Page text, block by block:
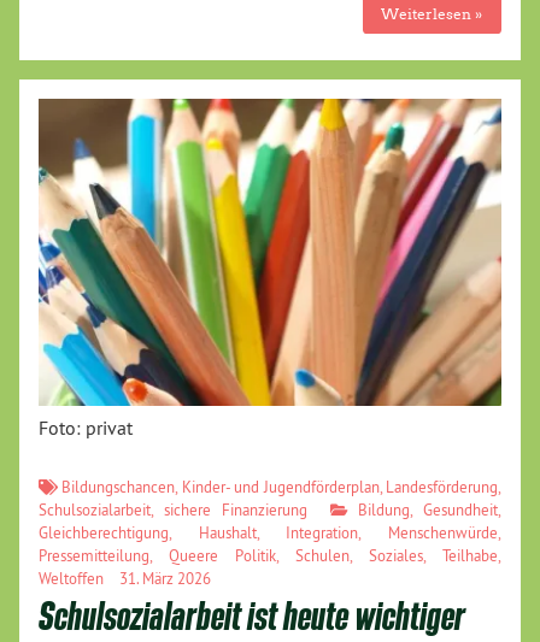
Weiterlesen »
Foto: privat
Bildungschancen, Kinder- und Jugendförderplan, Landesförderung,
Schulsozialarbeit, sichere Finanzierung Bildung, Gesundheit,
Gleichberechtigung, Haushalt, Integration, Menschenwürde,
Pressemitteilung, Queere Politik, Schulen, Soziales, Teilhabe,
Weltoffen
31. März 2026
Schulsozialarbeit ist heute wichtiger